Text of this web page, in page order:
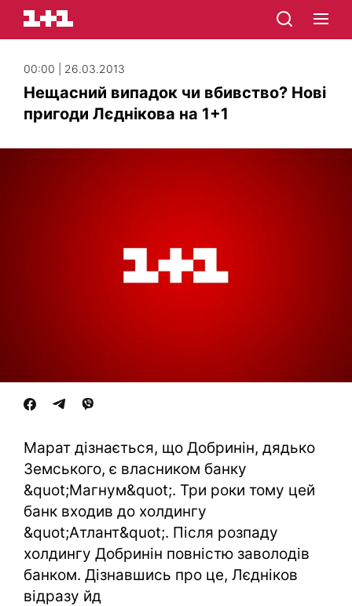
00:00 | 26.03.2013
Нещасний випадок чи вбивство? Нові
пригоди Лєднікова на 1+1
Марат дізнається, що Добринін, дядько
Земського, є власником банку
&quot;Магнум&quot;. Три роки тому цей
банк входив до холдингу
&quot;Атлант&quot;. Після розпаду
холдингу Добринін повністю заволодів
банком. Дізнавшись про це, Лєдніков
відразу йд